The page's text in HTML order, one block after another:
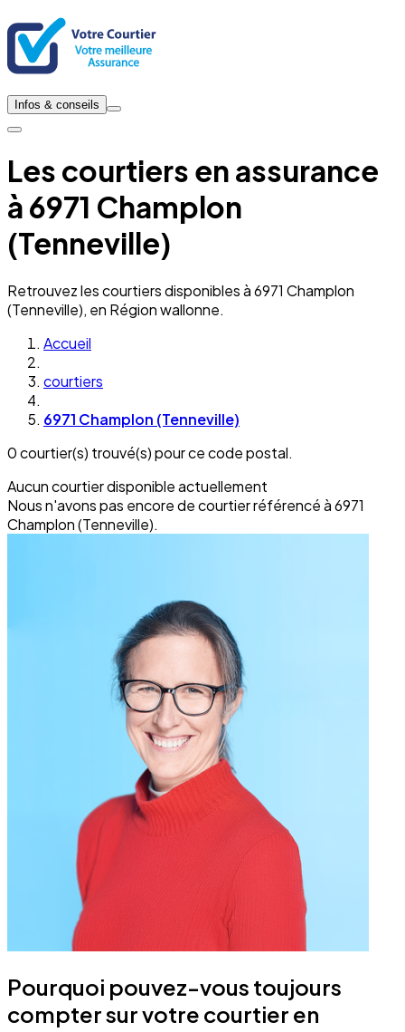
Infos & conseils
Les courtiers en assurance
à 6971 Champlon
(Tenneville)
Retrouvez les courtiers disponibles à 6971 Champlon
(Tenneville), en Région wallonne.
Accueil
courtiers
6971 Champlon (Tenneville)
0 courtier(s) trouvé(s) pour ce code postal.
Aucun courtier disponible actuellement
Nous n'avons pas encore de courtier référencé à 6971
Champlon (Tenneville).
Pourquoi pouvez-vous toujours
compter sur votre courtier en